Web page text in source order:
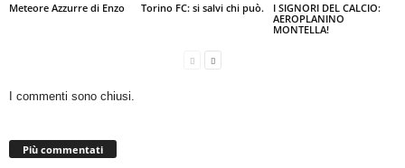
Meteore Azzurre di Enzo Torino FC: si salvi chi può.
I SIGNORI DEL CALCIO:
AEROPLANINO
MONTELLA!
I commenti sono chiusi.
Più commentati